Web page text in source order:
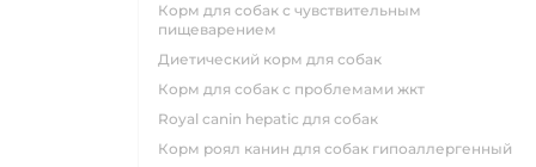
корм для собак с чувствительным
пищеварением
диетический корм для собак
корм для собак с проблемами жкт
royal canin hepatic для собак
корм роял канин для собак гипоаллергенный